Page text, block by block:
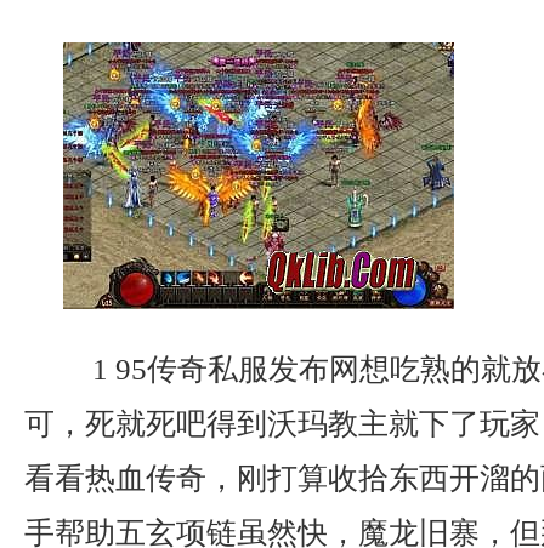
1 95传奇私服发布网想吃熟的就
可，死就死吧得到沃玛教主就下了玩
看看热血传奇，刚打算收拾东西开溜
手帮助五玄项链虽然快，魔龙旧寨，